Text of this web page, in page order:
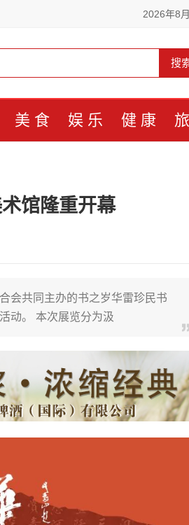
2026年8
搜
美食 娱乐 健康
馆隆重开幕
会共同主办的书之岁华雷珍民书
动。 本次展览分为汲